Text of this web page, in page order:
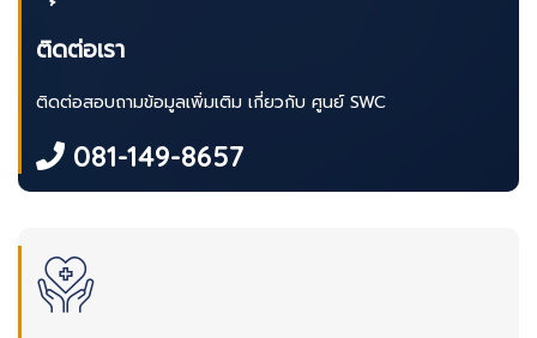
ติดต่อเรา
ติดต่อสอบถามข้อมูลเพิ่มเติม เกี่ยวกับ ศูนย์ SWC
081-149-8657